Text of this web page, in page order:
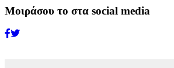
Μοιράσου το στα social media